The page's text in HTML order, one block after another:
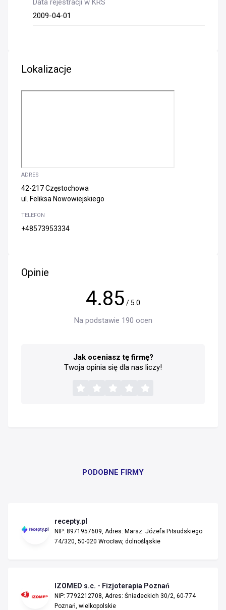
Data rejestracji w KRS
2009-04-01
Lokalizacje
ADRES
42-217 Częstochowa
ul. Feliksa Nowowiejskiego
TELEFON
+48573953334
Opinie
4.85 / 5.0
Na podstawie 190 ocen
Jak oceniasz tę firmę?
Twoja opinia się dla nas liczy!
PODOBNE FIRMY
recepty.pl
NIP: 8971957609, Adres: Marsz. Józefa Piłsudskiego
74/320, 50-020 Wrocław, dolnośląskie
IZOMED s.c. - Fizjoterapia Poznań
NIP: 7792212708, Adres: Śniadeckich 30/2, 60-774
Poznań, wielkopolskie